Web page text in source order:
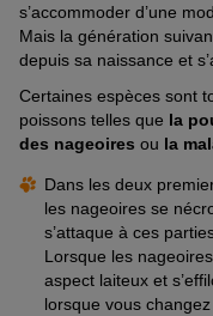
s’accommoder d’une
Mais la génération
depuis sa naissance et
Certaines espèces sont
poissons telles que la
des nageoires ou la
Dans les deux
les nageoires se
s’attaque à ces
Lorsque les
aspect laiteux et
lorsque vous